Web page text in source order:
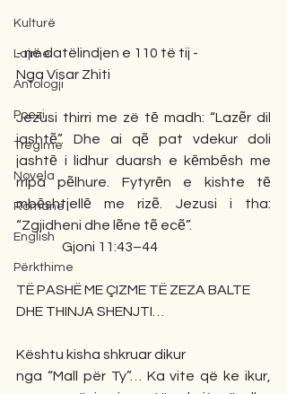
Kulturë
Lajme
Antologji
Poezi
Tregime
Novela
Romane
English
Përkthime
- në datëlindjen e 110 të tij -
Nga Visar Zhiti
Jezusi thirri me zë tē madh: “Lazẽr dil
jashtẽ”. Dhe ai qẽ pat vdekur doli
jashtē i lidhur duarsh e kēmbēsh me
rripa pẽlhure. Fytyrēn e kishte tē
mbēshtjellē me rizẽ. Jezusi i tha:
“Zgjidheni dhe lẽne tẽ ecẽ”.
Gjoni 11:43–44
TË PASHË ME ÇIZME TË ZEZA BALTE
DHE THINJA SHENJTI…
Kështu kisha shkruar dikur
nga “Mall për Ty”… Ka vite që ke ikur,